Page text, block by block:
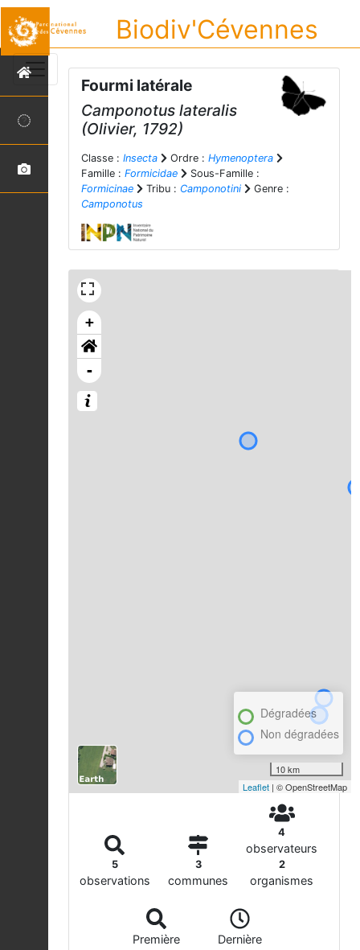
Biodiv'Cévennes
Fourmi latérale
Camponotus lateralis
(Olivier, 1792)
Classe : Insecta Ordre : Hymenoptera
Famille : Formicidae
Sous-Famille :
Formicinae
Tribu : Camponotini
Genre :
Camponotus
+
-
Dégradées
Non dégradées
10 km
Leaflet | © OpenStreetMap
5
observations
3
communes
4
observateurs
2
organismes
Première
Dernière